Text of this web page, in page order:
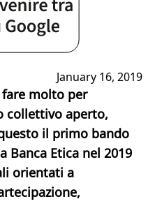
January 16, 2019
molto per
collettivo aperto,
il primo bando
Banca Etica nel 2019
orientati a